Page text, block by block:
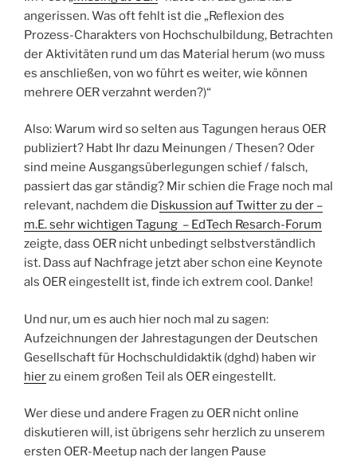
angerissen. Was oft fehlt ist die „Reflexion des
Prozess-Charakters von Hochschulbildung, Betrachten
der Aktivitäten rund um das Material herum (wo muss
es anschließen, von wo führt es weiter, wie können
mehrere OER verzahnt werden?)“
Also: Warum wird so selten aus Tagungen heraus OER
publiziert? Habt Ihr dazu Meinungen / Thesen? Oder
sind meine Ausgangsüberlegungen schief / falsch,
passiert das gar ständig? Mir schien die Frage noch mal
relevant, nachdem die Diskussion auf Twitter zu der –
m.E. sehr wichtigen Tagung – EdTech Resarch-Forum
zeigte, dass OER nicht unbedingt selbstverständlich
ist. Dass auf Nachfrage jetzt aber schon eine Keynote
als OER eingestellt ist, finde ich extrem cool. Danke!
Und nur, um es auch hier noch mal zu sagen:
Aufzeichnungen der Jahrestagungen der Deutschen
Gesellschaft für Hochschuldidaktik (dghd) haben wir
hierzu einem großen Teil als OER eingestellt.
Wer diese und andere Fragen zu OER nicht online
diskutieren will, ist übrigens sehr herzlich zu unserem
ersten OER-Meetup nach der langen Pause